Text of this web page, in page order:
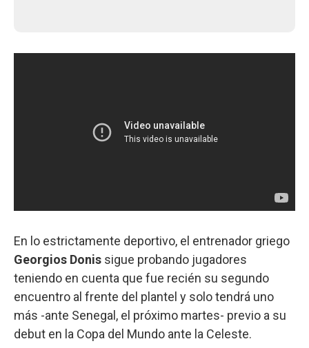
En lo estrictamente deportivo, el entrenador griego
Georgios Donis sigue probando jugadores
teniendo en cuenta que fue recién su segundo
encuentro al frente del plantel y solo tendrá uno
más -ante Senegal, el próximo martes- previo a su
debut en la Copa del Mundo ante la Celeste.